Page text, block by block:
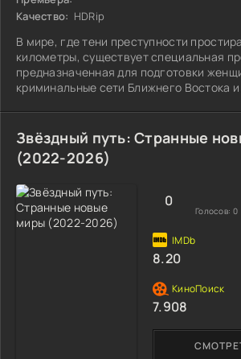
Качество: HDRip
В мире, где тени преступности
километры, существует специальная
предназначенная для подготовки
криминальные сети Ближнего Востока
Звёздный путь: Странные
(2022-2026)
0
Голосов: 0
8.20
7.908